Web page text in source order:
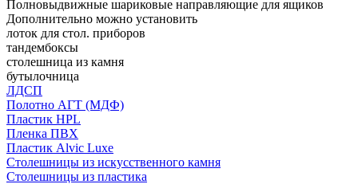
Полновыдвижные шариковые направляющие для ящиков
Дополнительно можно установить
лоток для стол. приборов
тандембоксы
столешница из камня
бутылочница
ЛДСП
Полотно АГТ (МДФ)
Пластик HPL
Пленка ПВХ
Пластик Alvic Luxe
Столешницы из искусственного камня
Столешницы из пластика